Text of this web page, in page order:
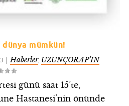
mümkün!
|Haberler, UZUNÇORAP’IN
günü saat 15’te,
Hastanesi’nin önünde